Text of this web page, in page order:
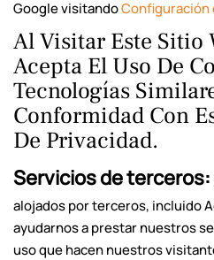
Google visitandoConfiguración
Al Visitar Este Sitio
Acepta El Uso De
Tecnologías
Conformidad Con
De Privacidad.
Servicios de terceros:
alojados por terceros, incluido
ayudarnos a prestar nuestros
uso que hacen nuestros